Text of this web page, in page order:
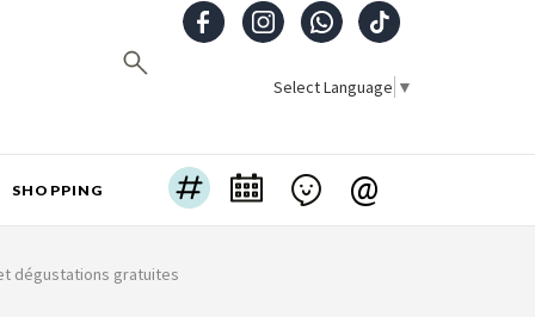
Select Language ▼
SHOPPING @
dégustations gratuites